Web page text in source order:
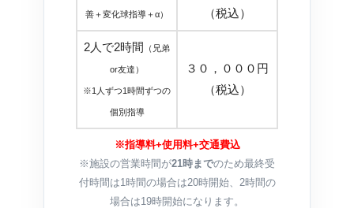
善＋変化球指導＋α）
（税込）
2人で2時間 （兄弟
or友達）
※1人ずつ1時間ずつの
個別指導
３０，０００円
（税込）
※指導料+使用料+交通費込
※施設の営業時間が21時までのため最終受
付時間は1時間の場合は20時開始、2時間の
場合は19時開始になります。